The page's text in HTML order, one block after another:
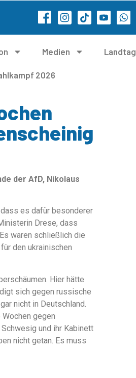
Medien Landtag
2026
der AfD, Nikolaus
es dafür besonderer
Drese, dass
waren schließlich die
den ukrainischen
Hier hätte
sich gegen russische
nicht in Deutschland.
gegen
und ihr Kabinett
nicht getan. Es muss